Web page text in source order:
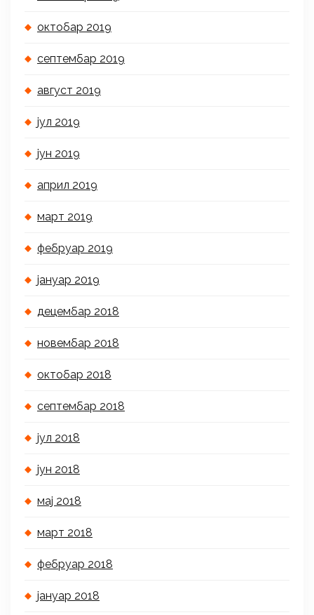
октобар 2019
септембар 2019
август 2019
јул 2019
јун 2019
април 2019
март 2019
фебруар 2019
јануар 2019
децембар 2018
новембар 2018
октобар 2018
септембар 2018
јул 2018
јун 2018
мај 2018
март 2018
фебруар 2018
јануар 2018